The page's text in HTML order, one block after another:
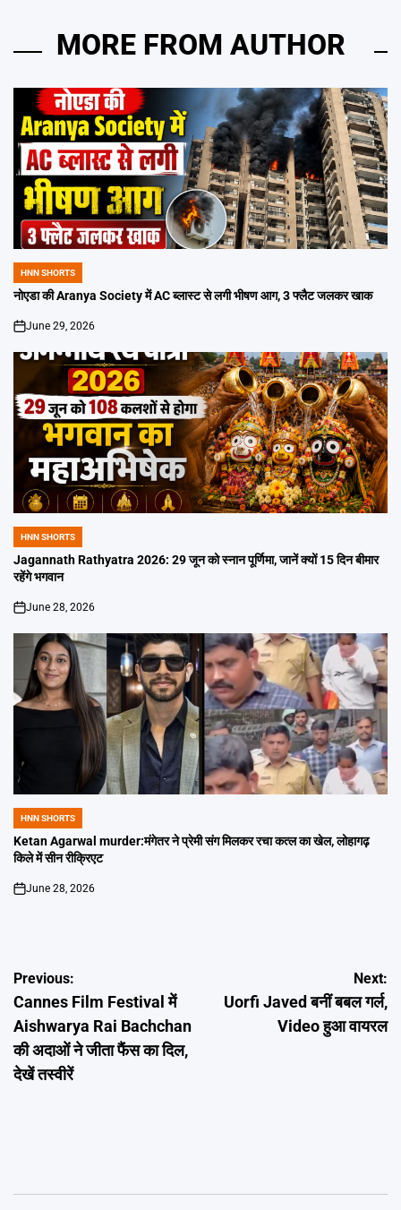
MORE FROM AUTHOR
POSTED
IN
HNN SHORTS
नोएडा की Aranya Society में AC ब्लास्ट से लगी भीषण आग, 3 फ्लैट जलकर खाक
on
June 29, 2026
POSTED
IN
HNN SHORTS
Jagannath Rathyatra 2026: 29 जून को स्नान पूर्णिमा, जानें क्यों 15 दिन बीमार
रहेंगे भगवान
on
June 28, 2026
POSTED
IN
HNN SHORTS
Ketan Agarwal murder:मंगेतर ने प्रेमी संग मिलकर रचा कत्ल का खेल, लोहागढ़
किले में सीन रीक्रिएट
on
June 28, 2026
Post
navigation
Previous:
Cannes Film Festival में
Aishwarya Rai Bachchan
की अदाओं ने जीता फैंस का दिल,
देखें तस्वीरें
Next:
Uorfi Javed बनीं बबल गर्ल,
Video हुआ वायरल